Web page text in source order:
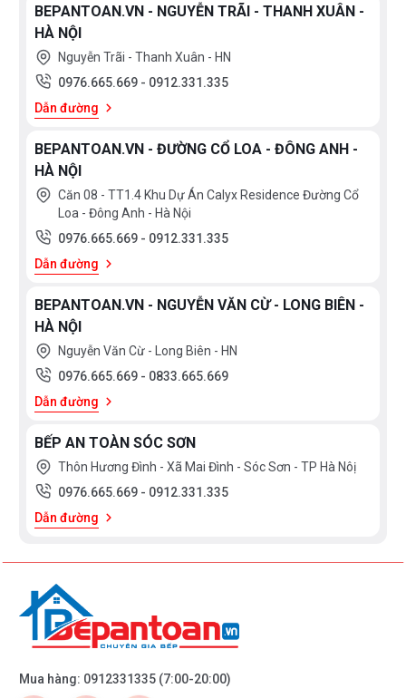
BEPANTOAN.VN - NGUYỄN TRÃI - THANH XUÂN -
HÀ NỘI
Nguyễn Trãi - Thanh Xuân - HN
0976.665.669 - 0912.331.335
Dẫn đường
BEPANTOAN.VN - ĐƯỜNG CỔ LOA - ĐÔNG ANH -
HÀ NỘI
Căn 08 - TT1.4 Khu Dự Án Calyx Residence Đường Cổ
Loa - Đông Anh - Hà Nội
0976.665.669 - 0912.331.335
Dẫn đường
BEPANTOAN.VN - NGUYỄN VĂN CỪ - LONG BIÊN -
HÀ NỘI
Nguyễn Văn Cừ - Long Biên - HN
0976.665.669 - 0833.665.669
Dẫn đường
BẾP AN TOÀN SÓC SƠN
Thôn Hương Đình - Xã Mai Đình - Sóc Sơn - TP Hà Nôị
0976.665.669 - 0912.331.335
Dẫn đường
Mua hàng: 0912331335 (7:00-20:00)